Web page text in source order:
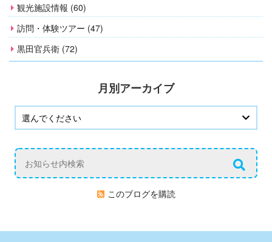
観光施設情報 (60)
訪問・体験ツアー (47)
黒田官兵衛 (72)
月別アーカイブ
このブログを購読